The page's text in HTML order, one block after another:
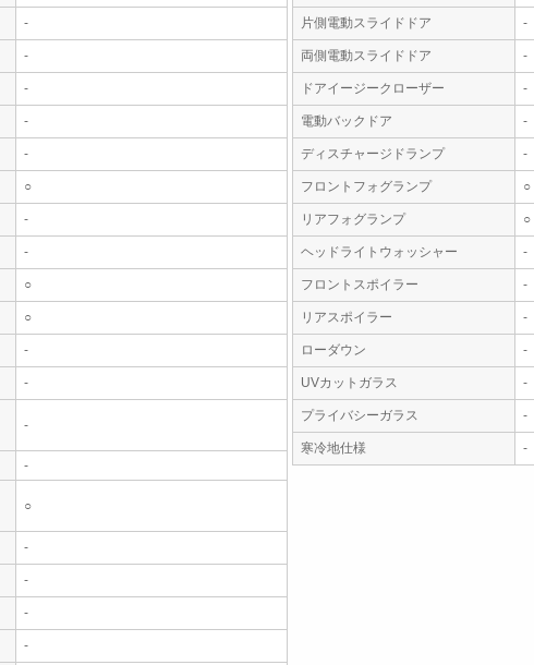
-
-
-
-
-
○
-
-
○
○
-
-
-
-
○
-
-
-
-
片側電動スライドドア -
両側電動スライドドア -
ドアイージークローザー -
電動バックドア -
ディスチャージドランプ -
フロントフォグランプ ○
リアフォグランプ ○
ヘッドライトウォッシャー -
フロントスポイラー -
リアスポイラー -
ローダウン -
UVカットガラス -
プライバシーガラス -
寒冷地仕様 -